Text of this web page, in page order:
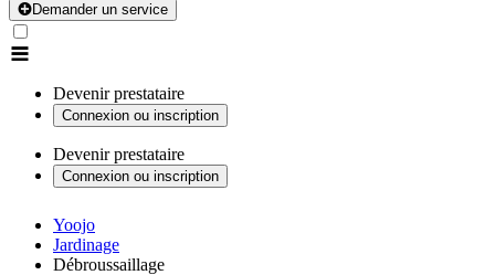
Demander un service
Devenir prestataire
Connexion ou inscription
Devenir prestataire
Connexion ou inscription
Yoojo
Jardinage
Débroussaillage